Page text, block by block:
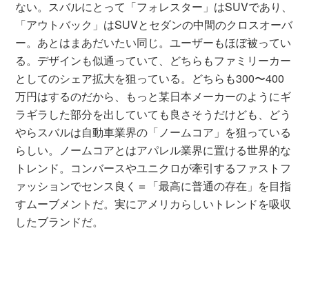
ない。スバルにとって「フォレスター」はSUVであり、
「アウトバック」はSUVとセダンの中間のクロスオーバ
ー。あとはまあだいたい同じ。ユーザーもほぼ被ってい
る。デザインも似通っていて、どちらもファミリーカー
としてのシェア拡大を狙っている。どちらも300〜400
万円はするのだから、もっと某日本メーカーのようにギ
ラギラした部分を出していても良さそうだけども、どう
やらスバルは自動車業界の「ノームコア」を狙っている
らしい。ノームコアとはアパレル業界に置ける世界的な
トレンド。コンバースやユニクロが牽引するファストフ
ァッションでセンス良く＝「最高に普通の存在」を目指
すムーブメントだ。実にアメリカらしいトレンドを吸収
したブランドだ。